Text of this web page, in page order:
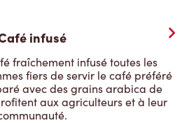
infusé
fraîchement infusé toutes les
fiers de servir le café préféré
avec des grains arabica de
aux agriculteurs et à leur